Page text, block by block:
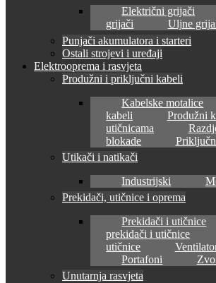
Električni grijači
grijači
Uljne
Punjači akumulatora i starteri
Ostali strojevi i uređaji
Elektrooprema i rasvjeta
Produžni i priključni kabeli
Kabelske motalice
kabeli
Produžni
utičnicama
blokade
Utikači i natikači
Industrijski
Prekidači, utičnice i oprema
Prekidači i utičnice
prekidači i utičnice
utičnice
Portafoni
Unutarnja rasvjeta